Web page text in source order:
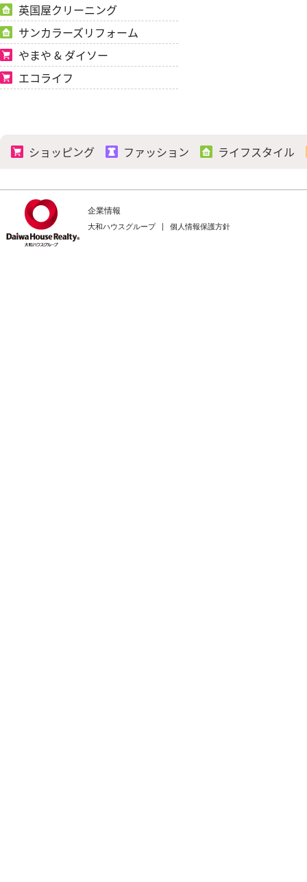
英国屋クリーニング
サンカラーズリフォーム
やまや & ダイソー
エコライフ
ショッピング ファッション ライフスタイル
企業情報
大和ハウスグループ 個人情報保護方針